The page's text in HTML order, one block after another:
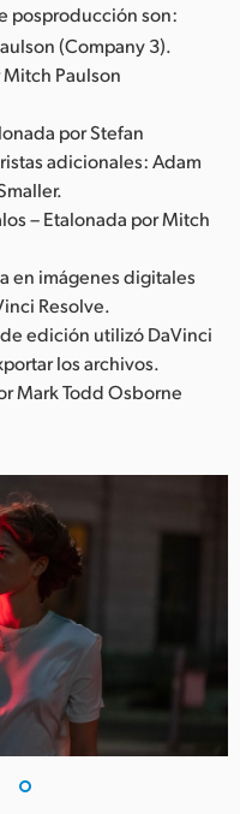
posproducción son:
(Company 3).
Paulson
por Stefan
adicionales: Adam
– Etalonada por Mitch
en imágenes digitales
Resolve.
edición utilizó DaVinci
los archivos.
Mark Todd Osborne